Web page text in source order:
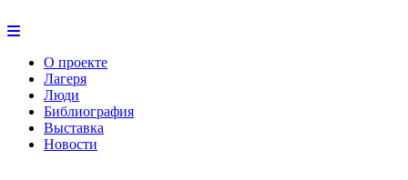
О проекте
Лагеря
Люди
Библиография
Выставка
Новости